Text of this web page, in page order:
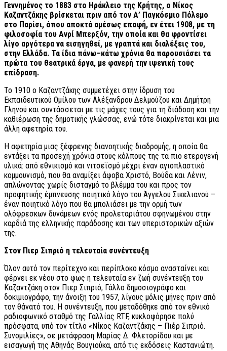
Γεννημένος το 1883 στο Ηράκλειο της Κρήτης, ο Νίκος
Καζαντζάκης βρίσκεται πριν από τον Α’ Παγκόσμιο Πόλεμο
στο Παρίσι, όπου αποκτά αμέσως επαφή, εν έτει 1908, με τη
φιλοσοφία του Ανρί Μπερξόν, την οποία και θα φροντίσει
λίγο αργότερα να εισηγηθεί, με γραπτά και διαλέξεις του,
στην Ελλάδα. Τα ίδια πάνω–κάτω χρόνια θα παρουσιάσει τα
πρώτα του θεατρικά έργα, με φανερή την ιψενική τους
επίδραση.
Το 1910 ο Καζαντζάκης συμμετέχει στην ίδρυση του
Εκπαιδευτικού Ομίλου των Αλέξανδρου Δελμούζου και Δημήτρη
Γληνού και συντάσσεται με τις μάχες τους για τη διάδοση και την
καθιέρωση της δημοτικής γλώσσας, ενώ τότε διακρίνεται και μια
άλλη αφετηρία του.
Η αφετηρία μιας ξέφρενης διανοητικής διαδρομής, η οποία θα
εντάξει τα προσεχή χρόνια στους κόλπους της τα πιο ετερογενή
υλικά: από εθνικισμό και νιτσεϊσμό μέχρι έναν αγιοπλαστικό
κομμουνισμό, που θα αναμίξει άφοβα Χριστό, Βούδα και Λένιν,
απλώνοντας χωρίς δισταγμό το βλέμμα του και προς τον
προφητικής έμπνευσης ποιητικό λόγο του Άγγελου Σικελιανού –
έναν ποιητικό λόγο που θα μπολιάσει με την ορμή των
ολόφρεσκων δυνάμεων ενός προλεταριάτου σφηνωμένου στην
καρδιά της ελληνικής παράδοσης και των υπεριστορικών αξιών
της.
Στον Πιερ Σιπριό η τελευταία συνέντευξη
Όλον αυτό τον περίτεχνο και περίπλοκο κόσμο ανασταίνει και
φέρνει εκ νέου στο φως η τελευταία εν ζωή συνέντευξη του
Καζαντζάκη στον Πιερ Σιπριό, Γάλλο δημοσιογράφο και
δοκιμιογράφο, την άνοιξη του 1957, λίγους μόλις μήνες πριν από
τον θάνατό του. Η συνέντευξη, που μεταδόθηκε από τον εθνικό
ραδιοφωνικό σταθμό της Γαλλίας RTF, κυκλοφόρησε πολύ
πρόσφατα, υπό τον τίτλο «Νίκος Καζαντζάκης – Πιέρ Σιπριό.
Συνομιλίες», σε μετάφραση Μαρίας Δ. Φλετορίδου και με
εισαγωγή της Αθηνάς Βουγιούκα, από τις εκδόσεις Καστανιώτη.